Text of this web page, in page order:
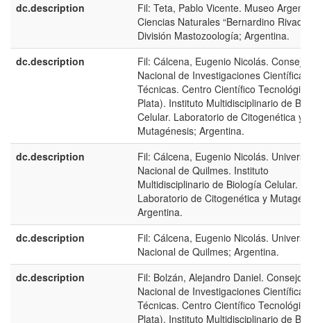
dc.description
Fil: Teta, Pablo Vicente. Museo
Ciencias Naturales “Bernardino
División Mastozoología; Argentina.
dc.description
Fil: Cálcena, Eugenio Nicolás. Consejo
Nacional de Investigaciones
Técnicas. Centro Científico
Plata). Instituto Multidisciplinario de
Celular. Laboratorio de Citogenética y
Mutagénesis; Argentina.
dc.description
Fil: Cálcena, Eugenio Nicolás.
Nacional de Quilmes. Instituto
Multidisciplinario de Biología Celular.
Laboratorio de Citogenética y
Argentina.
dc.description
Fil: Cálcena, Eugenio Nicolás.
Nacional de Quilmes; Argentina.
dc.description
Fil: Bolzán, Alejandro Daniel. Consejo
Nacional de Investigaciones
Técnicas. Centro Científico
Plata). Instituto Multidisciplinario de